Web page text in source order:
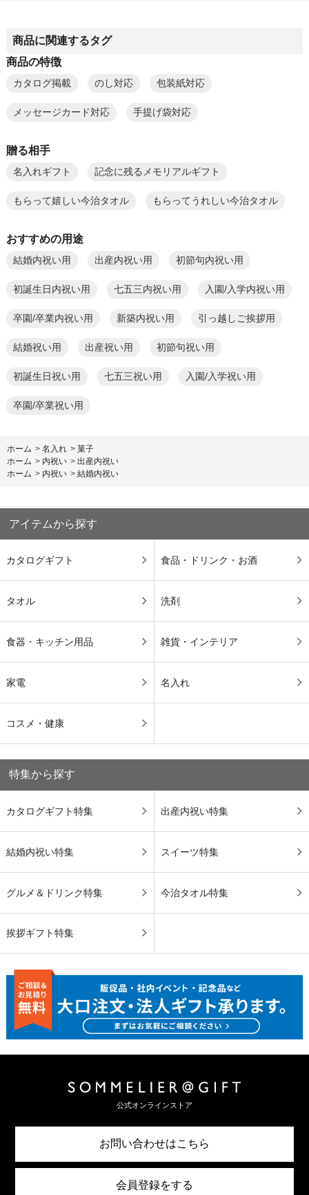
商品に関連するタグ
商品の特徴
カタログ掲載 のし対応 包装紙対応
メッセージカード対応 手提げ袋対応
贈る相手
名入れギフト 記念に残るメモリアルギフト
もらって嬉しい今治タオル もらってうれしい今治タオル
おすすめの用途
結婚内祝い用 出産内祝い用 初節句内祝い用
初誕生日内祝い用 七五三内祝い用 入園/入学内祝い用
卒園/卒業内祝い用 新築内祝い用 引っ越しご挨拶用
結婚祝い用 出産祝い用 初節句祝い用
初誕生日祝い用 七五三祝い用 入園/入学祝い用
卒園/卒業祝い用
ホーム > 名入れ > 菓子
ホーム > 内祝い > 出産内祝い
ホーム > 内祝い > 結婚内祝い
アイテムから探す
カタログギフト 食品・ドリンク・お酒
タオル 洗剤
食器・キッチン用品 雑貨・インテリア
家電 名入れ
コスメ・健康
特集から探す
カタログギフト特集 出産内祝い特集
結婚内祝い特集 スイーツ特集
グルメ＆ドリンク特集 今治タオル特集
挨拶ギフト特集
公式オンラインストア
お問い合わせはこちら
会員登録をする